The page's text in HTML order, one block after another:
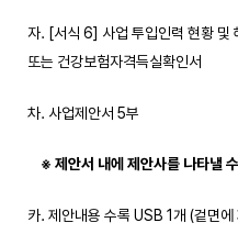
자. [서식 6] 사업 투입인력 현황 및
또는 건강보험자격득실확인서
차. 사업제안서 5부
※ 제안서 내에 제안사를 나타낼
카. 제안내용 수록 USB 1개 (겉면에